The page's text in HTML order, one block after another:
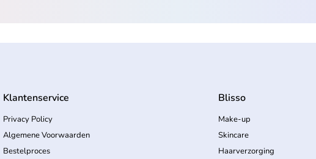
Klantenservice
Privacy Policy
Algemene Voorwaarden
Bestelproces
Blisso
Make-up
Skincare
Haarverzorging